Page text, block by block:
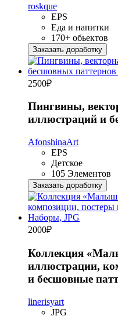
roskque
EPS
Еда и напитки
170+ обьектов
Заказать доработку
2500₽
Пингвины,
иллюстраций и
AfonshinaArt
EPS
Детское
105 Элементов
Заказать доработку
2000₽
Коллекция
иллюстрации,
и бесшовные
linerisyart
JPG